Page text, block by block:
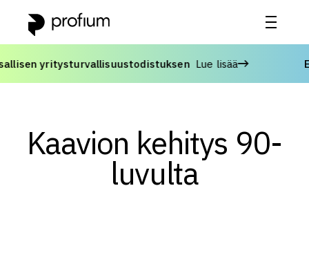
yritysturvallisuustodistuksenLue lisää
Kaavion kehitys 90-
luvulta